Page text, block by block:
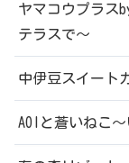
ヤマコウプラス
テラスで～
中伊豆スイート
AOIと蒼いねこ